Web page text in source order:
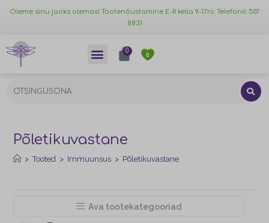
Oleme sinu jaoks olemas! Tootenõustamine E-R kella 9-17ni. Telefonil: 507
8831
0
0
Põletikuvastane
> Tooted > Immuunsus > Põletikuvastane
Ava tootekategooriad